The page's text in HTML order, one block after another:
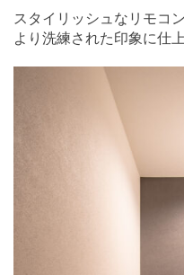
スタイリッシュなリモコ
より洗練された印象に仕